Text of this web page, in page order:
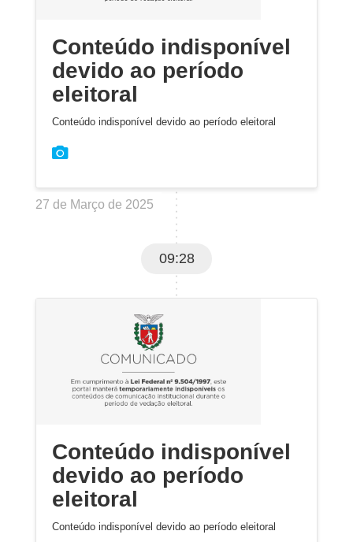
Conteúdo indisponível
devido ao período
eleitoral
Conteúdo indisponível devido ao período eleitoral
27 de Março de 2025
09:28
Conteúdo indisponível
devido ao período
eleitoral
Conteúdo indisponível devido ao período eleitoral